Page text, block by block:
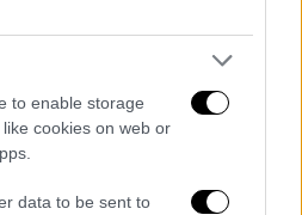
to enable storage
cookies on web or
data to be sent to
τον Ιούλιο του 2023,
εξαιτίας της
SAG-AFTRA.
κατάφερε να συνεχίσει
αγωνιστικές σκηνές
, με την